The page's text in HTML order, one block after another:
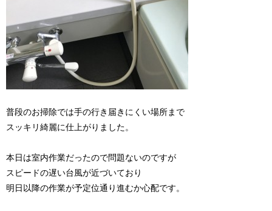
普段のお掃除では手の行き届きにくい場所まで
スッキリ綺麗に仕上がりました。
本日は室内作業だったので問題ないのですが
スピードの遅い台風が近づいており
明日以降の作業が予定位通り進むか心配です。